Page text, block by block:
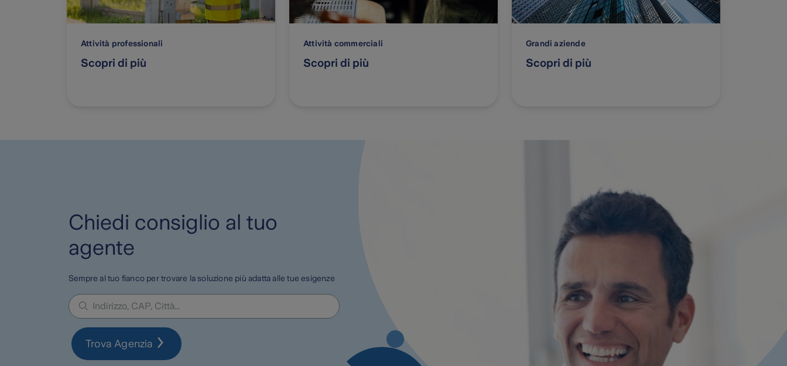
Attività professionali
Scopri di più
Attività commerciali
Scopri di più
Grandi aziende
Scopri di più
Chiedi consiglio al tuo
agente
Sempre al tuo fianco per trovare la soluzione più adatta alle tue esigenze
Trova Agenzia